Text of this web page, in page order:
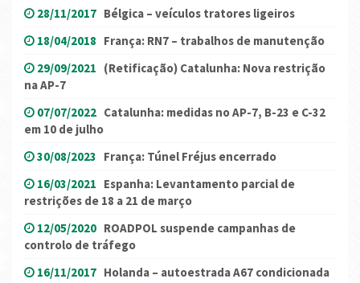
28/11/2017 Bélgica – veículos tratores ligeiros
18/04/2018 França: RN7 – trabalhos de manutenção
29/09/2021 (Retificação) Catalunha: Nova restrição
na AP-7
07/07/2022 Catalunha: medidas no AP-7, B-23 e C-32
em 10 de julho
30/08/2023 França: Túnel Fréjus encerrado
16/03/2021 Espanha: Levantamento parcial de
restrições de 18 a 21 de março
12/05/2020 ROADPOL suspende campanhas de
controlo de tráfego
16/11/2017 Holanda – autoestrada A67 condicionada